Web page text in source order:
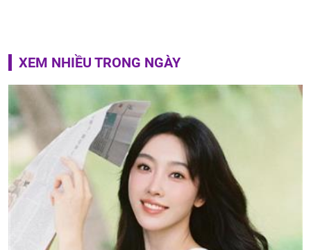
XEM NHIỀU TRONG NGÀY